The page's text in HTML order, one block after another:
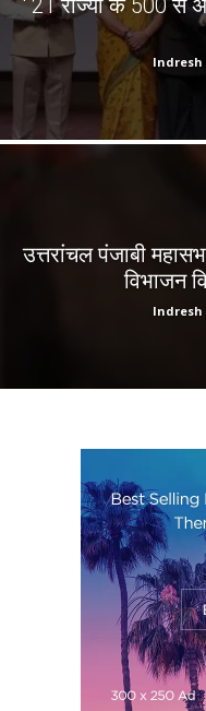
Indresh
उत्तरांचल पंजाबी
विभाजन
Indresh